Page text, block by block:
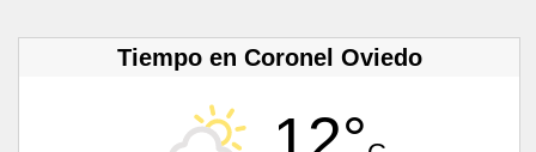
Tiempo en Coronel Oviedo